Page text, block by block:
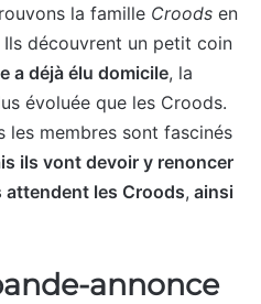
la famille Croods en
Ils découvrent un petit coin
a déjà élu domicile, la
évoluée que les Croods.
les membres sont fascinés
ils vont devoir y renoncer
attendent les Croods, ainsi
annonce